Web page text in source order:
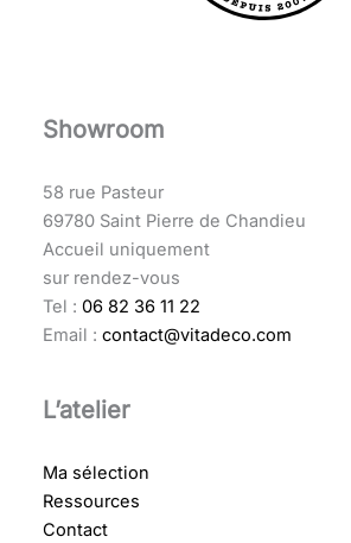
Showroom
58 rue Pasteur
69780 Saint Pierre de Chandieu
Accueil uniquement
sur rendez-vous
Tel : 06 82 36 11 22
Email : contact@vitadeco.com
L’atelier
Ma sélection
Ressources
Contact